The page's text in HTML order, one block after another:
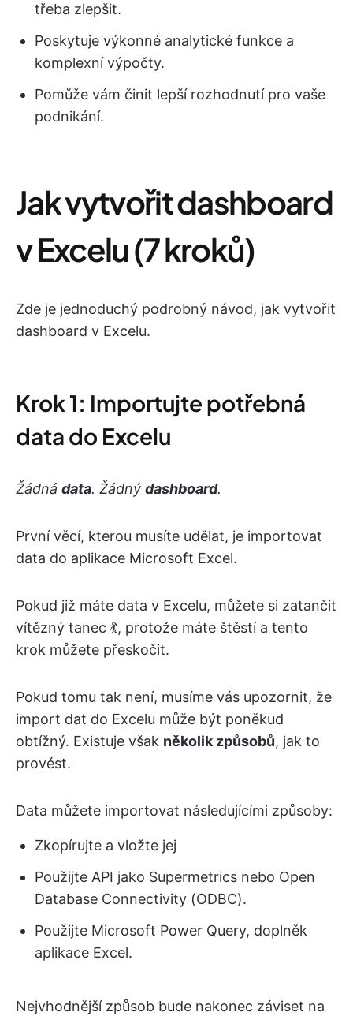
třeba zlepšit.
Poskytuje výkonné analytické funkce a
komplexní výpočty.
Pomůže vám činit lepší rozhodnutí pro vaše
podnikání.
Jak vytvořit dashboard
v Excelu (7 kroků)
Zde je jednoduchý podrobný návod, jak vytvořit
dashboard v Excelu.
Krok 1: Importujte potřebná
data do Excelu
Žádná data. Žádný dashboard.
První věcí, kterou musíte udělat, je importovat
data do aplikace Microsoft Excel.
Pokud již máte data v Excelu, můžete si zatančit
vítězný tanec 💃, protože máte štěstí a tento
krok můžete přeskočit.
Pokud tomu tak není, musíme vás upozornit, že
import dat do Excelu může být poněkud
obtížný. Existuje však několik způsobů, jak to
provést.
Data můžete importovat následujícími způsoby:
Zkopírujte a vložte jej
Použijte API jako Supermetrics nebo Open
Database Connectivity (ODBC).
Použijte Microsoft Power Query, doplněk
aplikace Excel.
Nejvhodnější způsob bude nakonec záviset na